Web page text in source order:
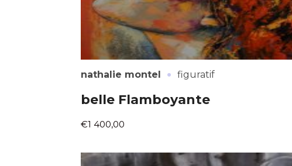
Nom
Prénom
Adresse email*
Statut / Organisation
nathalie montel · figuratif
belle Flamboyante
€1 400,00